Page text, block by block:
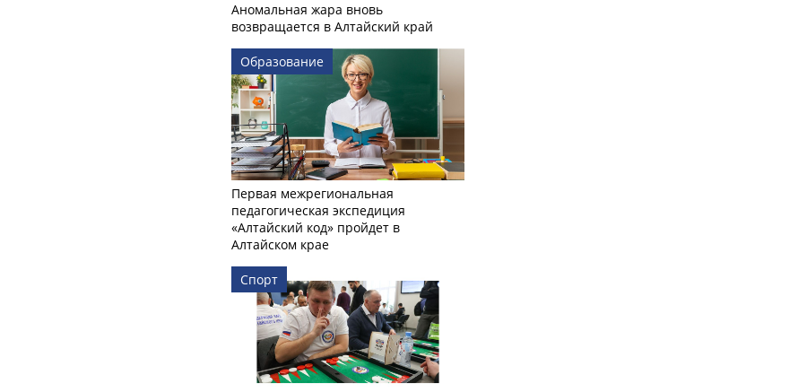
Аномальная жара вновь
возвращается в Алтайский край
Образование
Первая межрегиональная
педагогическая экспедиция
«Алтайский код» пройдет в
Алтайском крае
Спорт